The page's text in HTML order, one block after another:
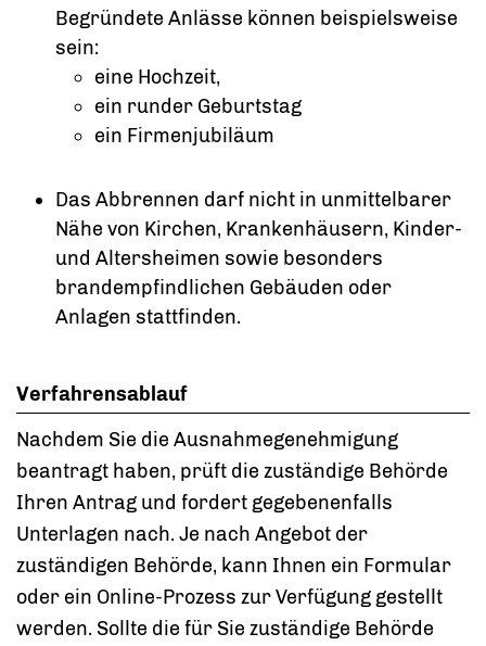
Begründete Anlässe können beispielsweise
sein:
eine Hochzeit,
ein runder Geburtstag
ein Firmenjubiläum
Das Abbrennen darf nicht in unmittelbarer
Nähe von Kirchen, Krankenhäusern, Kinder-
und Altersheimen sowie besonders
brandempfindlichen Gebäuden oder
Anlagen stattfinden.
Verfahrensablauf
Nachdem Sie die Ausnahmegenehmigung
beantragt haben, prüft die zuständige Behörde
Ihren Antrag und fordert gegebenenfalls
Unterlagen nach. Je nach Angebot der
zuständigen Behörde, kann Ihnen ein Formular
oder ein Online-Prozess zur Verfügung gestellt
werden. Sollte die für Sie zuständige Behörde